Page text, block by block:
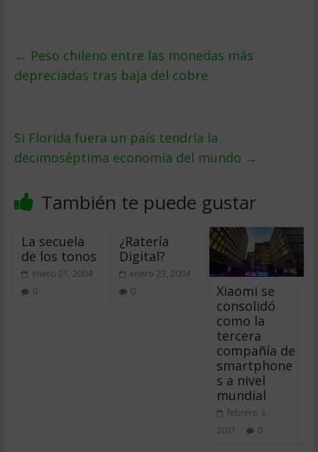
← Peso chileno entre las monedas más
depreciadas tras baja del cobre
Si Florida fuera un país tendría la
decimoséptima economía del mundo →
También te puede gustar
La secuela
de los tonos
enero 21, 2004
0
¿Ratería
Digital?
enero 23, 2004
0
Xiaomi se
consolidó
como la
tercera
compañía de
smartphone
s a nivel
mundial
febrero 3,
2021
0